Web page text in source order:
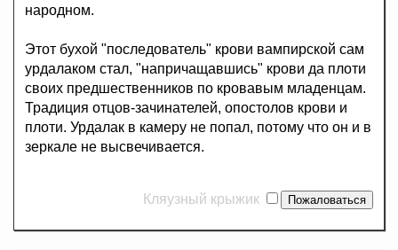
народном.
Этот бухой "последователь" крови вампирской сам
урдалаком стал, "напричащавшись" крови да плоти
своих предшественников по кровавым младенцам.
Традиция отцов-зачинателей, опостолов крови и
плоти. Урдалак в камеру не попал, потому что он и в
зеркале не высвечивается.
Кляузный крыжик